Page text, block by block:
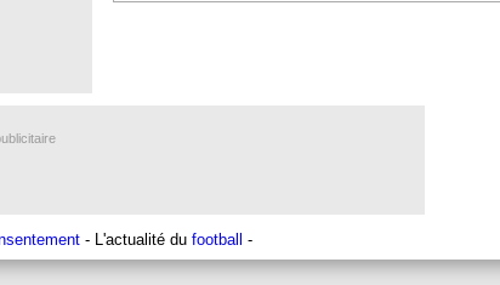
- L'actualité du football -